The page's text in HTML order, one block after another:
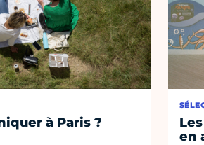
à Paris ?
en